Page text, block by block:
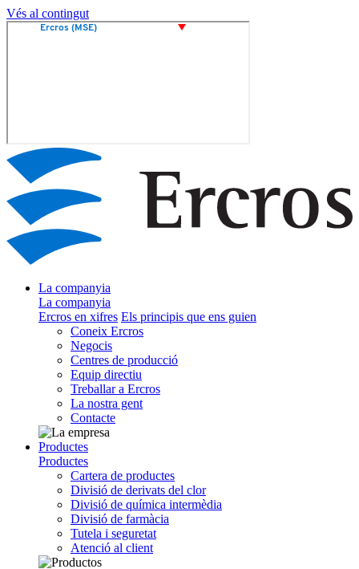
Vés al contingut
La companyia
La companyia
Ercros en xifres Els principis que ens guien
Coneix Ercros
Negocis
Centres de producció
Equip directiu
Treballar a Ercros
La nostra gent
Contacte
Productes
Productes
Cartera de productes
Divisió de derivats del clor
Divisió de química intermèdia
Divisió de farmàcia
Tutela i seguretat
Atenció al client